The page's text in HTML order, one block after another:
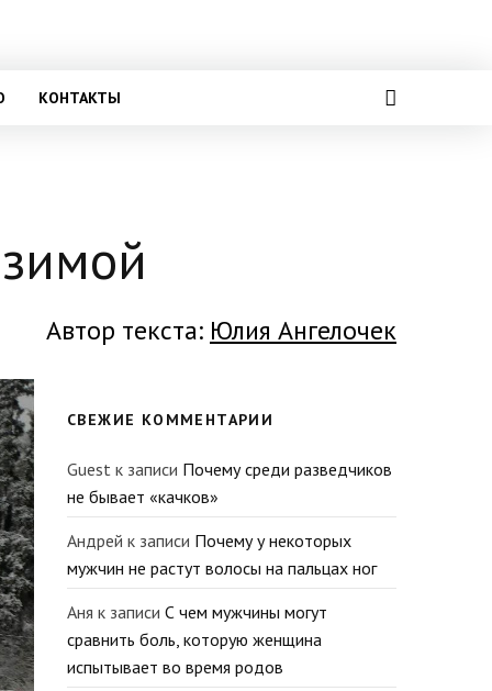
КОНТАКТЫ
Автор текста: Юлия Ангелочек
СВЕЖИЕ КОММЕНТАРИИ
Guest к записи Почему среди разведчиков
не бывает «качков»
Андрей к записи Почему у некоторых
мужчин не растут волосы на пальцах ног
Аня к записи С чем мужчины могут
сравнить боль, которую женщина
испытывает во время родов